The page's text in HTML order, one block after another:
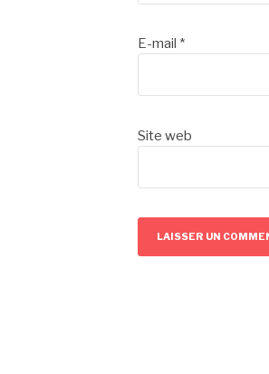
E-mail *
Site web